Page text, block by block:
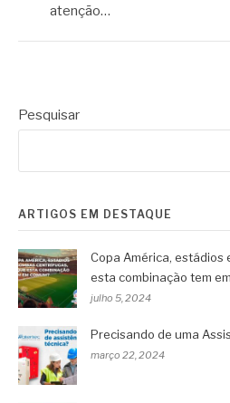
atenção…
Pesquisar
ARTIGOS EM DESTAQUE
Copa América, estádios
esta combinação tem
julho 5, 2024
Precisando de uma
março 22, 2024